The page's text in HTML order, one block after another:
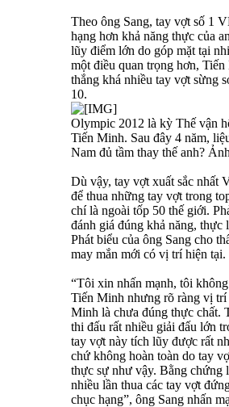
Theo ông Sang, tay vợt số 1
hạng hơn khả năng thực của
lũy điểm lớn do góp mặt tại
một điều quan trọng hơn,
thắng khá nhiều tay vợt sừng
10.
Olympic 2012 là kỳ Thế vận
Tiến Minh. Sau đây 4 năm,
Nam đủ tầm thay thế anh?
Dù vậy, tay vợt xuất sắc nhất
để thua những tay vợt trong
chí là ngoài tốp 50 thế giới.
đánh giá đúng khả năng, thực
Phát biểu của ông Sang cho
may mắn mới có vị trí hiện tại.
“Tôi xin nhấn mạnh, tôi
Tiến Minh nhưng rõ ràng vị trí
Minh là chưa đúng thực chất.
thi đấu rất nhiều giải đấu lớn
tay vợt này tích lũy được rất
chứ không hoàn toàn do tay
thực sự như vậy. Bằng chứng
nhiều lần thua các tay vợt
chục hạng”, ông Sang nhấn